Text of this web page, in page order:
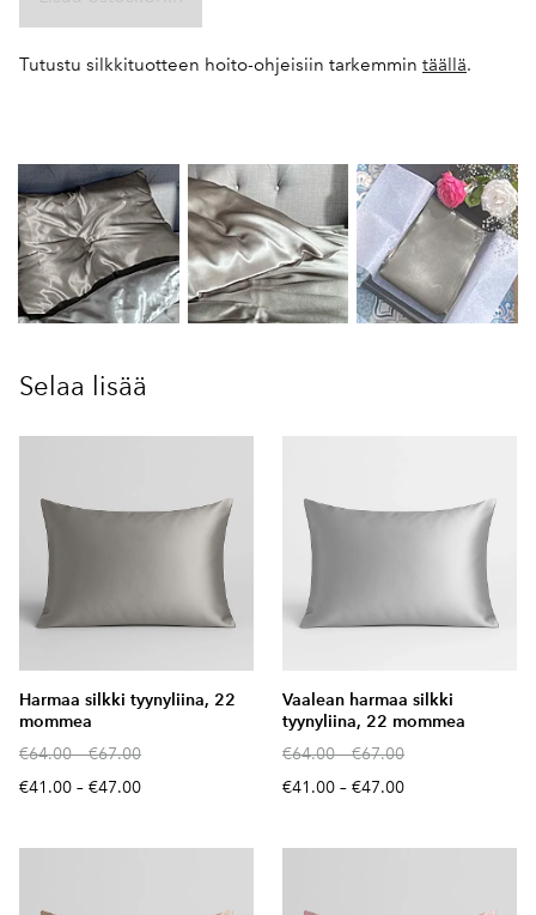
Tutustu silkkituotteen hoito-ohjeisiin tarkemmin täällä.
Selaa lisää
Harmaa silkki tyynyliina, 22
mommea
€64.00–€67.00
€41.00 – €47.00
Vaalean harmaa silkki
tyynyliina, 22 mommea
€64.00–€67.00
€41.00 – €47.00